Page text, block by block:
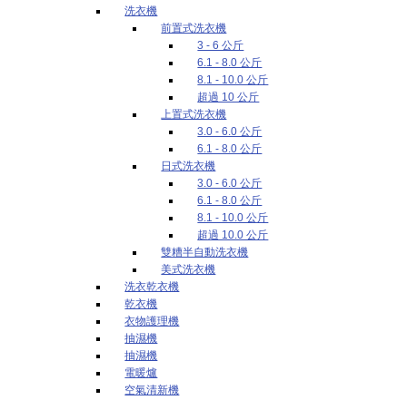
洗衣機
前置式洗衣機
3 - 6 公斤
6.1 - 8.0 公斤
8.1 - 10.0 公斤
超過 10 公斤
上置式洗衣機
3.0 - 6.0 公斤
6.1 - 8.0 公斤
日式洗衣機
3.0 - 6.0 公斤
6.1 - 8.0 公斤
8.1 - 10.0 公斤
超過 10.0 公斤
雙糟半自動洗衣機
美式洗衣機
洗衣乾衣機
乾衣機
衣物護理機
抽濕機
抽濕機
電暖爐
空氣清新機